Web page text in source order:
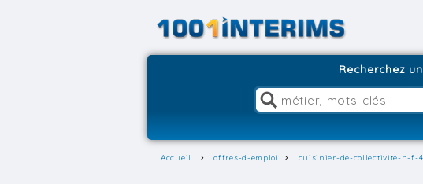
Recherchez
Accueil offres-d-emploi cuisinier-de-collectivite-h-f-